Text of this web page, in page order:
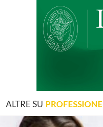
ALTRE SU